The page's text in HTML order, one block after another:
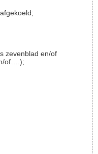
zevenblad en/of
of….);